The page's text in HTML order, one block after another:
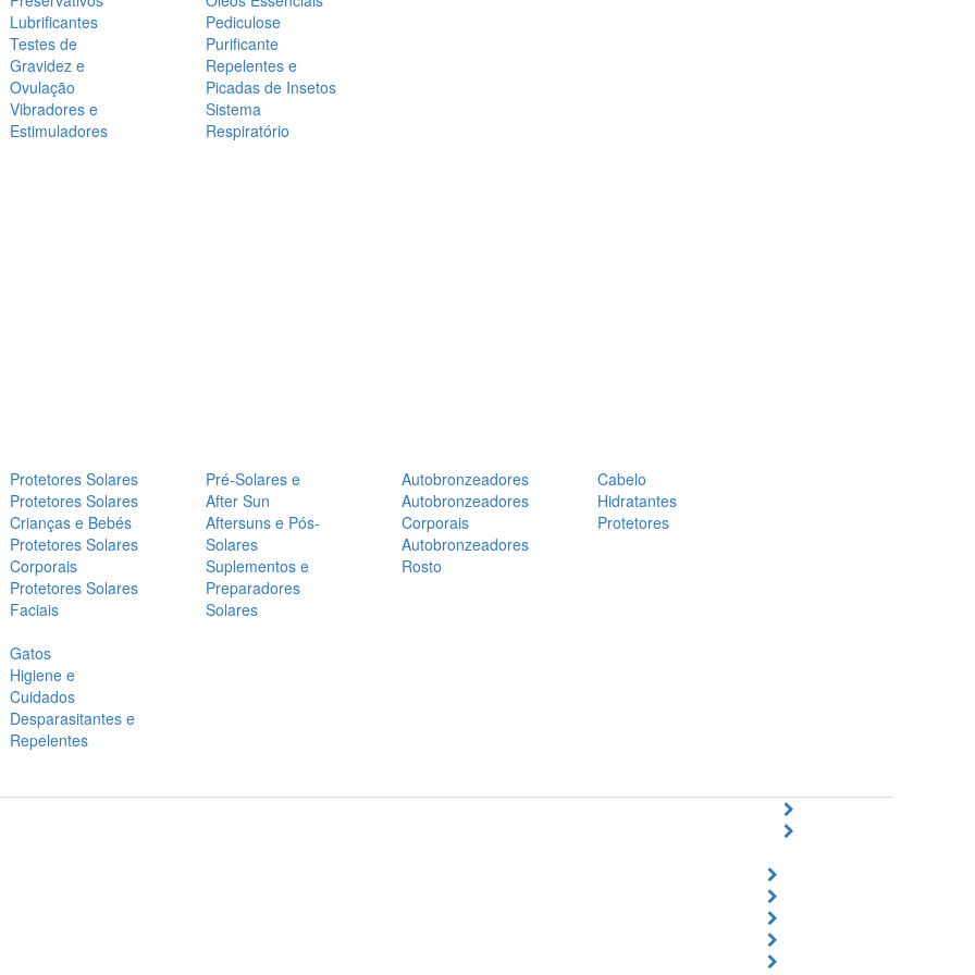
Lubrificantes
Testes de
Gravidez e
Ovulação
Vibradores e
Estimuladores
Pediculose
Purificante
Repelentes e
Picadas de Insetos
Sistema
Respiratório
Protetores Solares
Protetores Solares
Crianças e Bebés
Protetores Solares
Corporais
Protetores Solares
Faciais
Pré-Solares e
After Sun
Aftersuns e Pós-
Solares
Suplementos e
Preparadores
Solares
Autobronzeadores
Autobronzeadores
Corporais
Autobronzeadores
Rosto
Cabelo
Hidratantes
Protetores
Gatos
Higiene e
Cuidados
Desparasitantes e
Repelentes